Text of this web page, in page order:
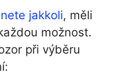
jakkoli, měli
možnost.
při výběru